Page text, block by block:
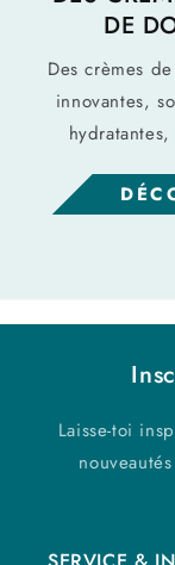
DE
Des crèmes
innovantes,
Laisse-toi